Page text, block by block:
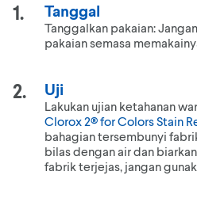
Tanggal
Tanggalkan pakaian:
pakaian semasa
Uji
Lakukan ujian ketahanan
Clorox 2® for Colors Stain
bahagian tersembunyi
bilas dengan air dan
fabrik terjejas, jangan